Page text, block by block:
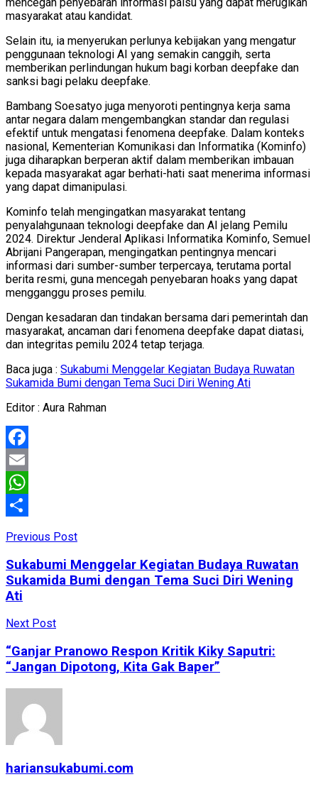
masyarakat atau kandidat.
Selain itu, ia menyerukan perlunya kebijakan yang mengatur
penggunaan teknologi AI yang semakin canggih, serta
memberikan perlindungan hukum bagi korban deepfake dan
sanksi bagi pelaku deepfake.
Bambang Soesatyo juga menyoroti pentingnya kerja sama
antar negara dalam mengembangkan standar dan regulasi
efektif untuk mengatasi fenomena deepfake. Dalam konteks
nasional, Kementerian Komunikasi dan Informatika (Kominfo)
juga diharapkan berperan aktif dalam memberikan imbauan
kepada masyarakat agar berhati-hati saat menerima informasi
yang dapat dimanipulasi.
Kominfo telah mengingatkan masyarakat tentang
penyalahgunaan teknologi deepfake dan AI jelang Pemilu
2024. Direktur Jenderal Aplikasi Informatika Kominfo, Semuel
Abrijani Pangerapan, mengingatkan pentingnya mencari
informasi dari sumber-sumber terpercaya, terutama portal
berita resmi, guna mencegah penyebaran hoaks yang dapat
mengganggu proses pemilu.
Dengan kesadaran dan tindakan bersama dari pemerintah dan
masyarakat, ancaman dari fenomena deepfake dapat diatasi,
dan integritas pemilu 2024 tetap terjaga.
Baca juga : Sukabumi Menggelar Kegiatan Budaya Ruwatan
Sukamida Bumi dengan Tema Suci Diri Wening Ati
Editor : Aura Rahman
Facebook
Email
WhatsApp
Previous Post
Sukabumi Menggelar Kegiatan Budaya Ruwatan
Sukamida Bumi dengan Tema Suci Diri Wening
Ati
Next Post
“Ganjar Pranowo Respon Kritik Kiky Saputri:
“Jangan Dipotong, Kita Gak Baper”
hariansukabumi.com